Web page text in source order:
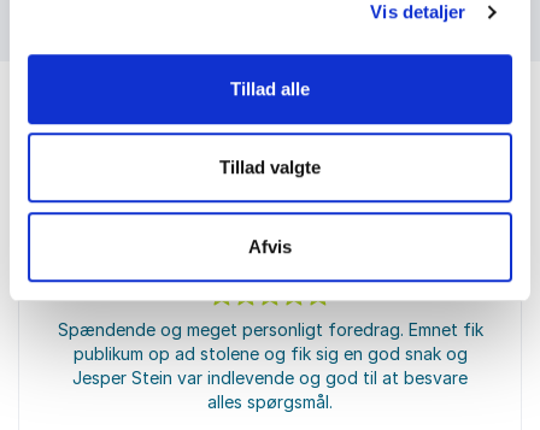
Vis detaljer
Tillad alle
Tillad valgte
Afvis
Kundeanmeldelser
5ud af5
Spændende og meget personligt foredrag. Emnet fik
publikum op ad stolene og fik sig en god snak og
Jesper Stein var indlevende og god til at besvare
alles spørgsmål.